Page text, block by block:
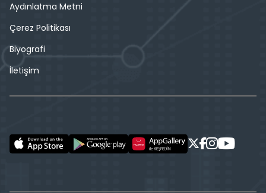
Aydınlatma Metni
Çerez Politikası
Biyografi
İletişim